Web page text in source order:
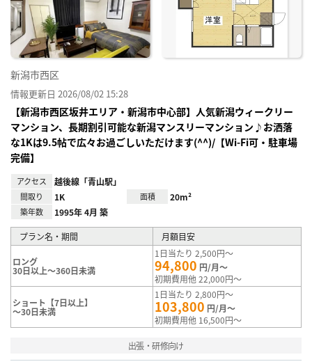
録
新潟市西区
情報更新日 2026/08/02 15:28
【新潟市西区坂井エリア・新潟市中心部】人気新潟ウィークリー
マンション、長期割引可能な新潟マンスリーマンション♪お洒落
な1Kは9.5帖で広々お過ごしいただけます(^^)/【Wi-Fi可・駐車場
完備】
アクセス 越後線「青山駅」
間取り 1K 面積 20m²
築年数 1995年 4月 築
プラン名・期間 月額目安
ロング
30日以上～360日未満
1日当たり 2,500円～
94,800 円/月～
初期費用他 22,000円～
ショート【7日以上】
～30日未満
1日当たり 2,800円～
103,800 円/月～
初期費用他 16,500円～
出張・研修向け